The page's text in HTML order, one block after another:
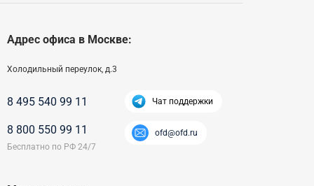
Адрес офиса в Москве:
Холодильный переулок, д.3
8 495 540 99 11
8 800 550 99 11
Чат поддержки
ofd@ofd.ru